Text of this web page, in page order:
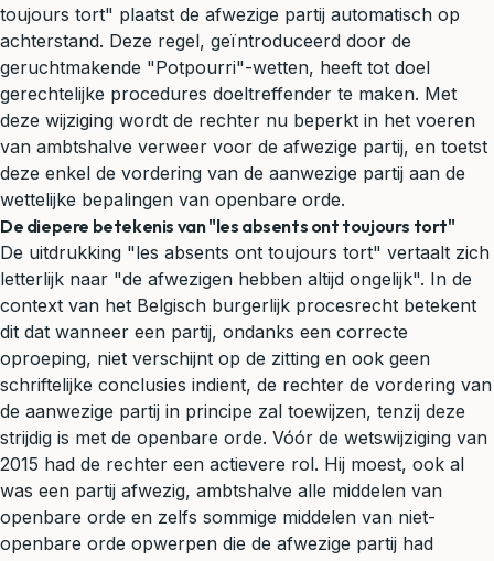
toujours tort" plaatst de afwezige partij automatisch op
achterstand. Deze regel, geïntroduceerd door de
geruchtmakende "Potpourri"-wetten, heeft tot doel
gerechtelijke procedures doeltreffender te maken. Met
deze wijziging wordt de rechter nu beperkt in het voeren
van ambtshalve verweer voor de afwezige partij, en toetst
deze enkel de vordering van de aanwezige partij aan de
wettelijke bepalingen van openbare orde.
De diepere betekenis van "les absents ont toujours tort"
De uitdrukking "les absents ont toujours tort" vertaalt zich
letterlijk naar "de afwezigen hebben altijd ongelijk". In de
context van het Belgisch burgerlijk procesrecht betekent
dit dat wanneer een partij, ondanks een correcte
oproeping, niet verschijnt op de zitting en ook geen
schriftelijke conclusies indient, de rechter de vordering van
de aanwezige partij in principe zal toewijzen, tenzij deze
strijdig is met de openbare orde. Vóór de wetswijziging van
2015 had de rechter een actievere rol. Hij moest, ook al
was een partij afwezig, ambtshalve alle middelen van
openbare orde en zelfs sommige middelen van niet-
openbare orde opwerpen die de afwezige partij had